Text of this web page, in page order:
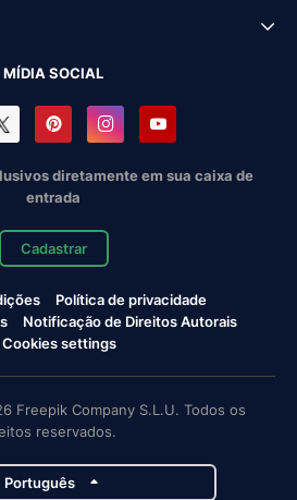
MÍDIA SOCIAL
diretamente em sua caixa de
entrada
Cadastrar
Política de privacidade
Notificação de Direitos Autorais
Cookies settings
Freepik Company S.L.U. Todos os
reservados.
Português